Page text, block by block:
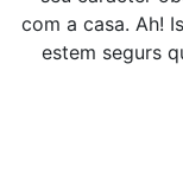
com a casa. Ah!
estem segurs